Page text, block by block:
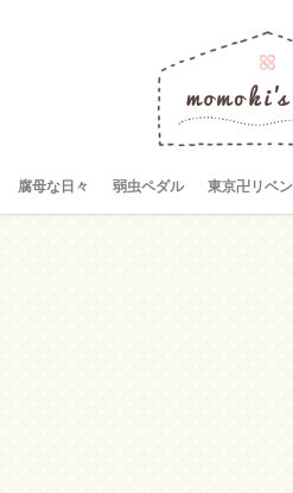
腐母な日々 弱虫ペダル 東京卍リベ